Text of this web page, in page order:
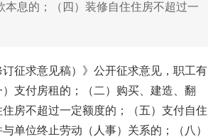
本息的；（四）装修自住住房不超过一
征求意见稿）》公开征求意见，职工有
支付房租的；（二）购买、建造、翻
房不超过一定额度的；（五）支付自住
单位终止劳动（人事）关系的；（八）